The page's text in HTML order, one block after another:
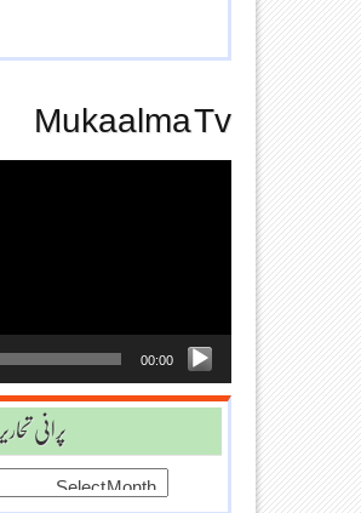
Mukaalma Tv
00:00
پرانی تحاریر